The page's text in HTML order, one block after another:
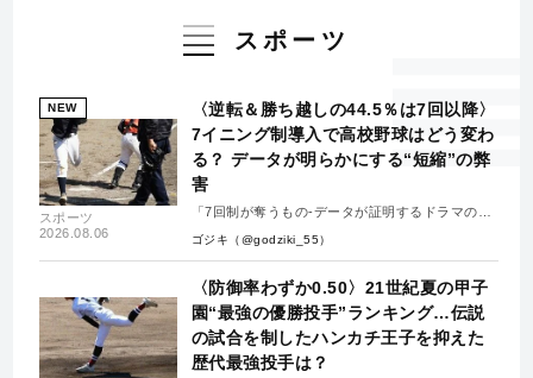
スポーツ
NEW
スポーツ
2026.08.06
〈逆転＆勝ち越しの44.5％は7回以降〉
7イニング制導入で高校野球はどう変わ
る？ データが明らかにする“短縮”の弊
害
「7回制が奪うもの-データが証明するドラマの消
失-」
ゴジキ（@godziki_55）
〈防御率わずか0.50〉21世紀夏の甲子
園“最強の優勝投手”ランキング…伝説
の試合を制したハンカチ王子を抑えた
歴代最強投手は？